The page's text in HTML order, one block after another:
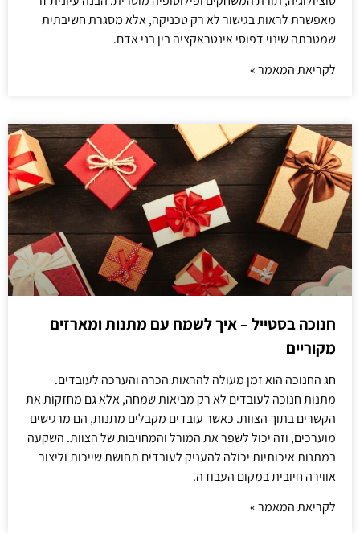
מאפשרת לראות בגישור לא רק טכניקה, אלא מסגרת חשיבתית
שמטרתה שינוי דפוסי אינטראקציה בין בני אדם.
לקריאת המאמר »
חנוכה בסטייל – איך לשמח עם מתנות ומארזים
מקוריים
חג החנוכה הוא זמן מעולה להראות הכרה והערכה לעובדים.
מתנות חנוכה לעובדים לא רק מביאות שמחה, אלא גם מחזקות את
הקשרים בתוך הצוות. כאשר עובדים מקבלים מתנות, הם מרגישים
מוערכים, וזה יכול לשפר את המורל והמחויבות של הצוות. השקעה
במתנות איכותיות יכולה להעניק לעובדים תחושת שייכות וליצור
אווירה חיובית במקום העבודה.
לקריאת המאמר »